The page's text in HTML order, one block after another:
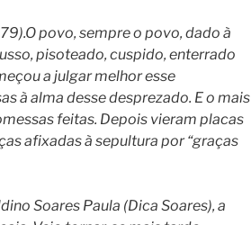
povo, sempre o povo, dado à
pisoteado, cuspido, enterrado
a julgar melhor esse
à alma desse desprezado. E o mais
feitas. Depois vieram placas
afixadas à sepultura por “graças
Soares Paula (Dica Soares), a